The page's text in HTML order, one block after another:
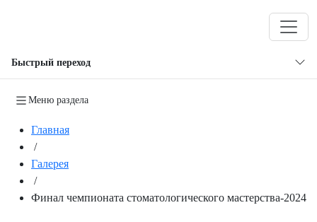
Быстрый переход
Меню раздела
Главная
/
Галерея
/
Финал чемпионата стоматологического мастерства-2024